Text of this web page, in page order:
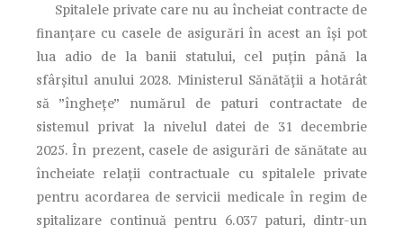
Spitalele private care nu au încheiat contracte de
finanțare cu casele de asigurări în acest an își pot
lua adio de la banii statului, cel puțin până la
sfârșitul anului 2028. Ministerul Sănătății a hotărât
să ”înghețe” numărul de paturi contractate de
sistemul privat la nivelul datei de 31 decembrie
2025. În prezent, casele de asigurări de sănătate au
încheiate relații contractuale cu spitalele private
pentru acordarea de servicii medicale în regim de
spitalizare continuă pentru 6.037 paturi, dintr-un